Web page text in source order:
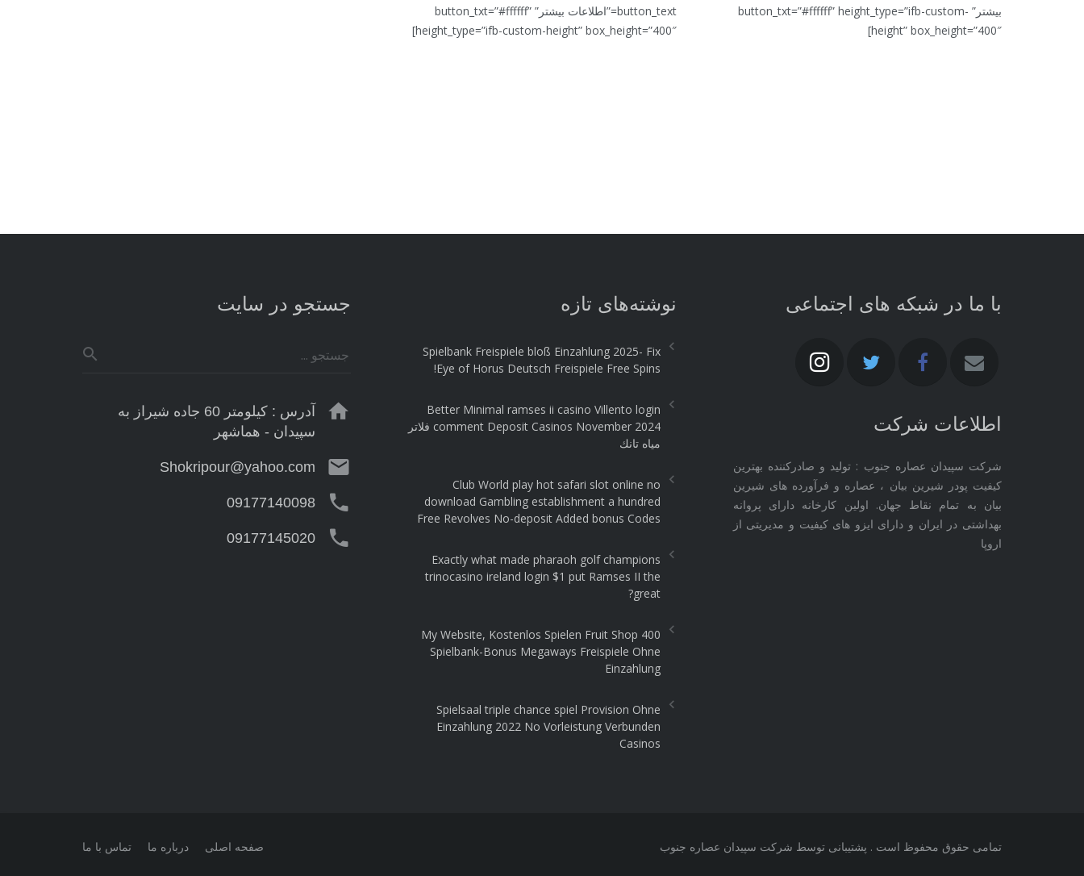
بیشتر” button_txt=”#ffffff” height_type=”ifb-custom-
height” box_height=”400″]
button_text=”اطلاعات بیشتر” button_txt=”#ffffff”
height_type=”ifb-custom-height” box_height=”400″]
با ما در شبکه های اجتماعی
اطلاعات شرکت
شرکت سپیدان عصاره جنوب : تولید و صادرکننده بهترین
کیفیت پودر شیرین بیان ، عصاره و فرآورده های شیرین
بیان به تمام نقاط جهان. اولین کارخانه دارای پروانه
بهداشتی در ایران و دارای ایزو های کیفیت و مدیریتی از
اروپا
نوشته‌های تازه
Spielbank Freispiele bloß Einzahlung 2025- Fix
Eye of Horus Deutsch Freispiele Free Spins!
Better Minimal ramses ii casino Villento login
comment Deposit Casinos November 2024 فلاتر
مياه تانك
Club World play hot safari slot online no
download Gambling establishment a hundred
Free Revolves No-deposit Added bonus Codes
Exactly what made pharaoh golf champions
trinocasino ireland login $1 put Ramses II the
great?
My Website, Kostenlos Spielen Fruit Shop 400
Spielbank-Bonus Megaways Freispiele Ohne
Einzahlung
Spielsaal triple chance spiel Provision Ohne
Einzahlung 2022 No Vorleistung Verbunden
Casinos
جستجو در سایت
آدرس : کیلومتر 60 جاده شیراز به
سپیدان - هماشهر
Shokripour@yahoo.com
09177140098
09177145020
صفحه اصلی درباره ما تماس با ما تمامی حقوق محفوظ است . پشتیبانی توسط شرکت سپیدان عصاره جنوب